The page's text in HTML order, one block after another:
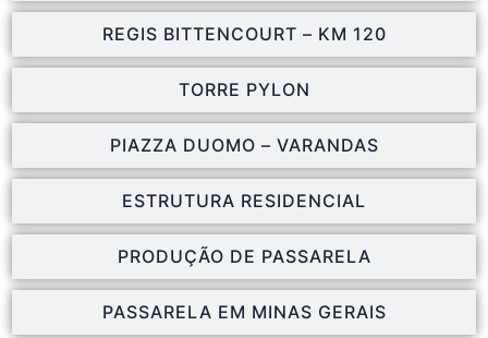
REGIS BITTENCOURT – KM 120
TORRE PYLON
PIAZZA DUOMO – VARANDAS
ESTRUTURA RESIDENCIAL
PRODUÇÃO DE PASSARELA
PASSARELA EM MINAS GERAIS